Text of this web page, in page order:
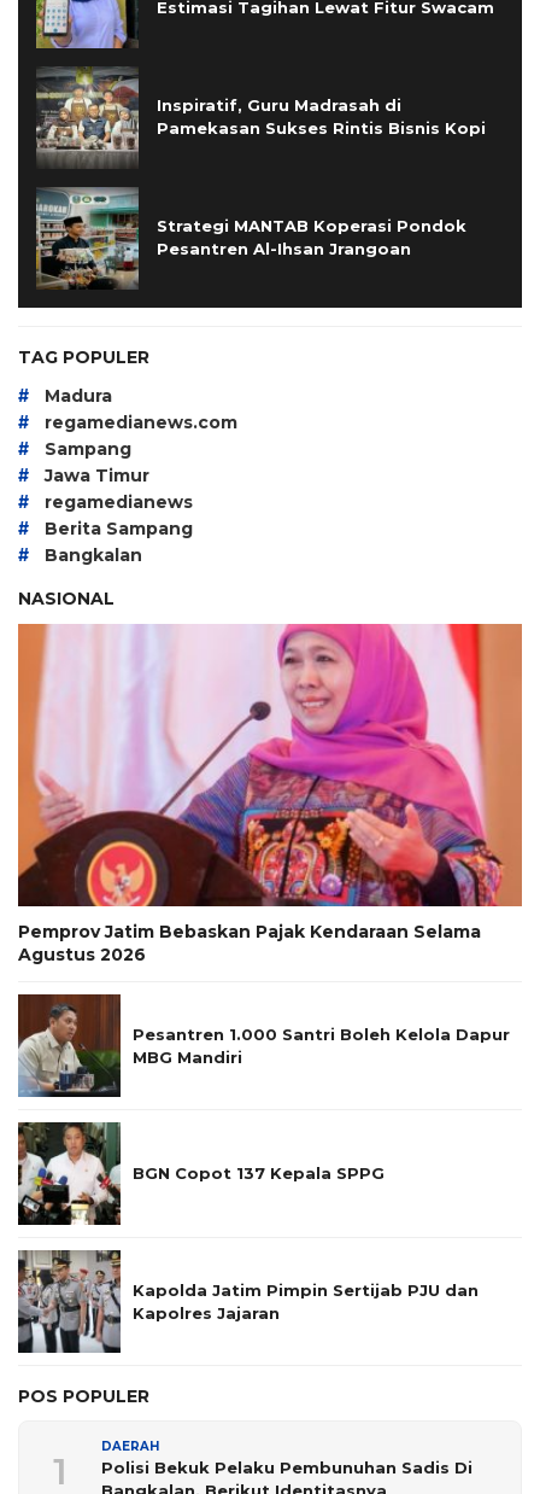
Estimasi Tagihan Lewat Fitur Swacam
Inspiratif, Guru Madrasah di
Pamekasan Sukses Rintis Bisnis Kopi
Strategi MANTAB Koperasi Pondok
Pesantren Al-Ihsan Jrangoan
TAG POPULER
# Madura
# regamedianews.com
# Sampang
# Jawa Timur
# regamedianews
# Berita Sampang
#
Bangkalan
NASIONAL
Pemprov Jatim Bebaskan Pajak Kendaraan Selama
Agustus 2026
Pesantren 1.000 Santri Boleh Kelola Dapur
MBG Mandiri
BGN Copot 137 Kepala SPPG
Kapolda Jatim Pimpin Sertijab PJU dan
Kapolres Jajaran
POS POPULER
1
DAERAH
Polisi Bekuk Pelaku Pembunuhan Sadis Di